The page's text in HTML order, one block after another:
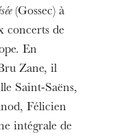
(Gossec) à
concerts de
En
Zane, il
Saint-Saëns,
Félicien
intégrale de